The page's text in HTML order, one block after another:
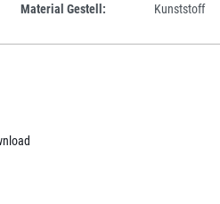
Material Gestell:
Kunststoff